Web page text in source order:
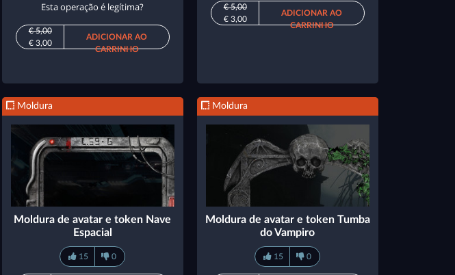
Esta operação é legítima?
€ 5,00
€ 3,00
ADICIONAR AO
CARRINHO
€ 5,00
€ 3,00
ADICIONAR AO
CARRINHO
Moldura
Moldura de avatar e token Nave
Espacial
15 0
Moldura
Moldura de avatar e token Tumba
do Vampiro
15 0